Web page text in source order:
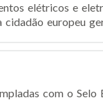
elétricos e
europeu
com o Selo